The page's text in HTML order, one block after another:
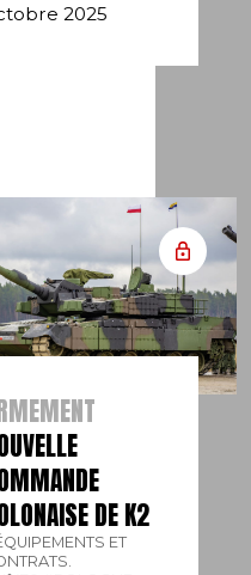
2025
DE K2
ET